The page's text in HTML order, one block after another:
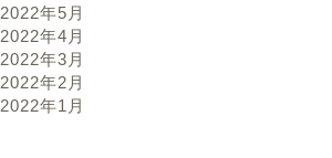
2022年5月
2022年4月
2022年3月
2022年2月
2022年1月